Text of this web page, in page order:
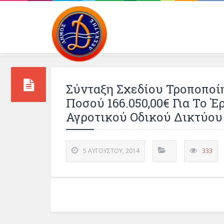
Σύνταξη Σχεδίου
Ποσού 166.050,00€ Για Το
Αγροτικού Οδικού
5 ΑΥΓΟΎΣΤΟΥ, 2014 333